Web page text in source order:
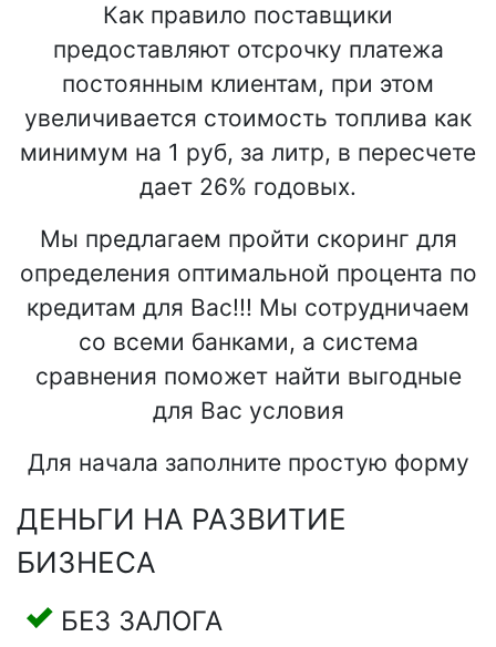
Как правило поставщики
предоставляют отсрочку платежа
постоянным клиентам, при этом
увеличивается стоимость топлива как
минимум на 1 руб, за литр, в пересчете
дает 26% годовых.
Мы предлагаем пройти скоринг для
определения оптимальной процента по
кредитам для Вас!!! Мы сотрудничаем
со всеми банками, а система
сравнения поможет найти выгодные
для Вас условия
Для начала заполните простую форму
ДЕНЬГИ НА РАЗВИТИЕ
БИЗНЕСА
БЕЗ ЗАЛОГА